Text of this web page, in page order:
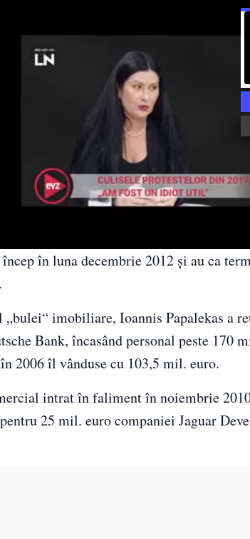
în luna decembrie 2012 şi au ca
imobiliare, Ioannis Papalekas a
Bank, încasând personal peste 170
2006 îl vânduse cu 103,5 mil. euro.
intrat în faliment în noiembrie
25 mil. euro companiei Jaguar